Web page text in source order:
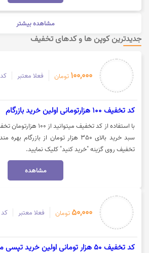
مشاهده بیشتر
جدیدترین کوپن ها و کدهای تخفیف
100,000 تومان فعلا معتبر
کد تخفيف 100 هزارتومانی اولین خرید بازرگام
با استفاده از کد تخفیف
سبد خرید بالای 350 هزار تومان از
تخفیف روی گزینه "خرید کنید" کلیک نمایید.
مشاهده
50,000 تومان فعلا معتبر
کد تخفیف 50 هزار تومانی اولین خرید تپسی مارکت